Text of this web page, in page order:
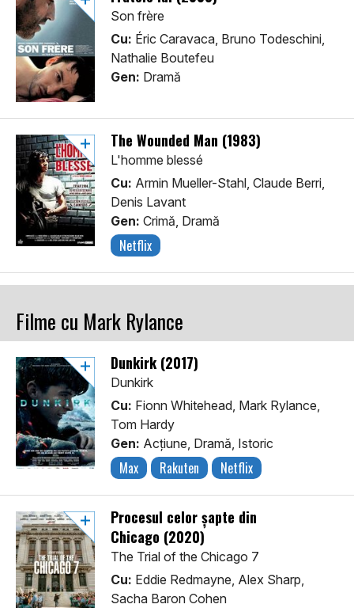
Son frère
Cu: Éric Caravaca, Bruno Todeschini,
Nathalie Boutefeu
Gen: Dramă
The Wounded Man (1983)
L'homme blessé
Cu: Armin Mueller-Stahl, Claude Berri,
Denis Lavant
Gen: Crimă, Dramă
Netflix
Filme cu Mark Rylance
Dunkirk (2017)
Dunkirk
Cu: Fionn Whitehead, Mark Rylance,
Tom Hardy
Gen: Acţiune, Dramă, Istoric
Max Rakuten Netflix
Procesul celor șapte din
Chicago (2020)
The Trial of the Chicago 7
Cu: Eddie Redmayne, Alex Sharp,
Sacha Baron Cohen